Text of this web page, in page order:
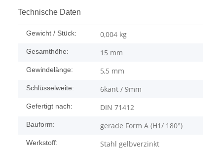
Technische Daten
Gewicht / Stück: 0,004 kg
Gesamthöhe: 15 mm
Gewindelänge: 5,5 mm
Schlüsselweite: 6kant / 9mm
Gefertigt nach: DIN 71412
Bauform: gerade Form A (H1/ 180°)
Werkstoff: Stahl gelbverzinkt